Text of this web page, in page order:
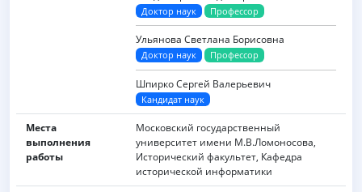
Доктор наук Профессор
Ульянова Светлана Борисовна
Доктор наук Профессор
Шпирко Сергей Валерьевич
Кандидат наук
Места
выполнения
работы
Московский государственный
университет имени M.B.Ломоносова,
Исторический факультет, Кафедра
исторической информатики